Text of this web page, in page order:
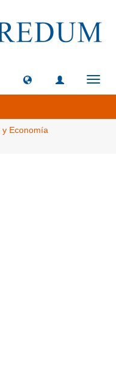
Economía